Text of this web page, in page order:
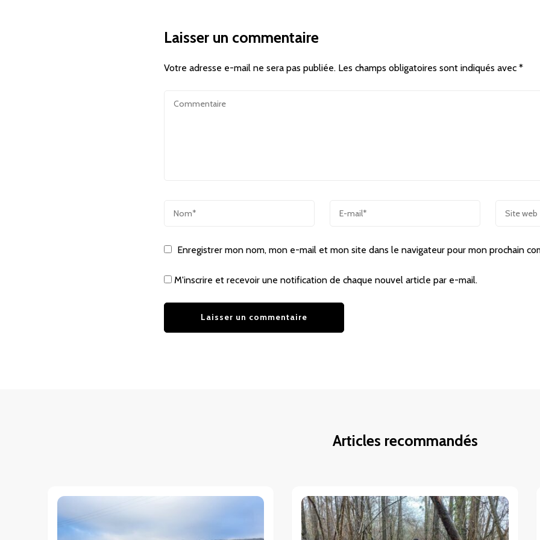
Laisser un commentaire
Votre adresse e-mail ne sera pas publiée. Les champs obligatoires sont indiqués avec *
Enregistrer mon nom, mon e-mail et mon site dans le navigateur pour mon prochain
M'inscrire et recevoir une notification de chaque nouvel article par e-mail.
Articles recommandés